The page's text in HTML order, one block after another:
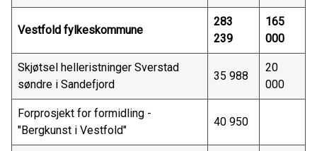
Vestfold fylkeskommune
283
239
165
000
Skjøtsel helleristninger Sverstad
søndre i Sandefjord
35 988
20
000
Forprosjekt for formidling -
"Bergkunst i Vestfold"
40 950